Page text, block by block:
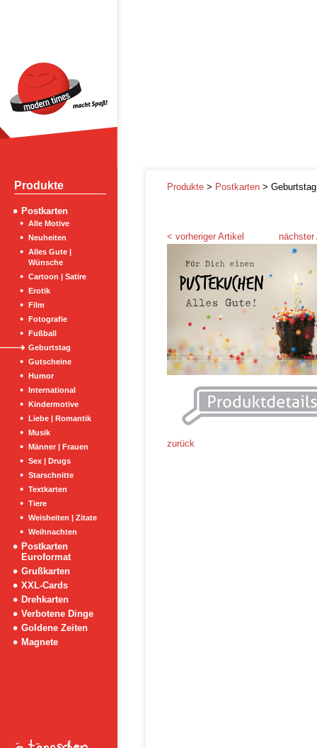
Produkte
Postkarten
Alle Motive
Neuheiten
Alles Gute |
Wünsche
Cartoon | Satire
Erotik
Film
Fotografie
Fußball
Geburtstag
Gutscheine
Humor
International
Kindermotive
Liebe | Romantik
Musik
Männer | Frauen
Sex | Drugs
Starschnitte
Textkarten
Tiere
Weisheiten | Zitate
Weihnachten
Postkarten
Euroformat
Grußkarten
XXL-Cards
Drehkarten
Verbotene Dinge
Goldene Zeiten
Magnete
Produkte > Postkarten > Geburtstag
< vorheriger Artikel
zurück